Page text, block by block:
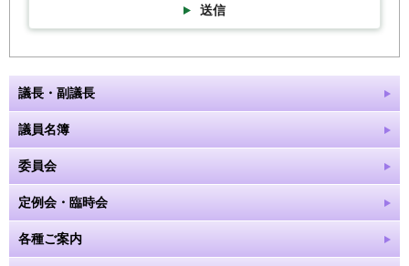
送信
議長・副議長
議員名簿
委員会
定例会・臨時会
各種ご案内